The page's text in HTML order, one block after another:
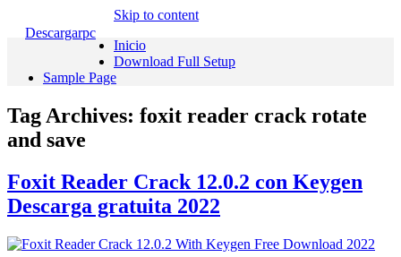
Descargarpc
Skip to content
Inicio
Download Full Setup
Sample Page
Tag Archives: foxit reader crack rotate
and save
Foxit Reader Crack 12.0.2 con Keygen
Descarga gratuita 2022